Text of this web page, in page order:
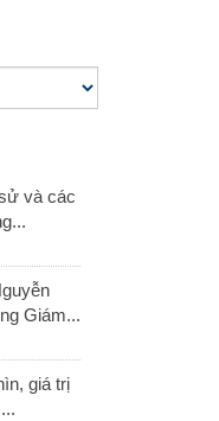
và các
Giám...
giá trị